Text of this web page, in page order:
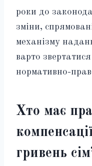
роки до
зміни,
механізму
варто
нормативно-
Хто має
гривень